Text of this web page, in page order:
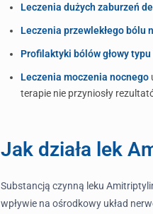
Leczenia dużych zaburzeń
Leczenia przewlekłego bólu
Profilaktyki bólów głowy
Leczenia moczenia nocnego
terapie nie przyniosły
Jak działa lek
Substancją czynną leku
wpływie na ośrodkowy układ